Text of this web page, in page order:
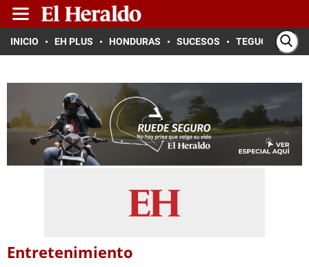
INICIO EH PLUS HONDURAS SUCESOS TEGUCIGALPA
Entretenimiento